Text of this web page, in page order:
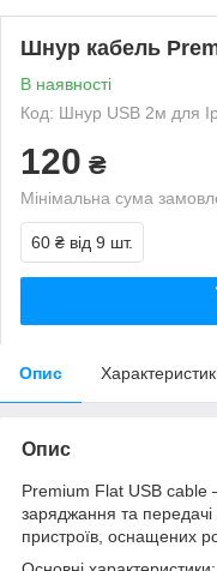
Шнур кабель
В наявності
Код: Шнур USB 2м для
120 ₴
Мінімальна сума
60 ₴ від 9 шт.
Опис
Опис
Premium Flat USB cable
заряджання та передачі
пристроїв, оснащених